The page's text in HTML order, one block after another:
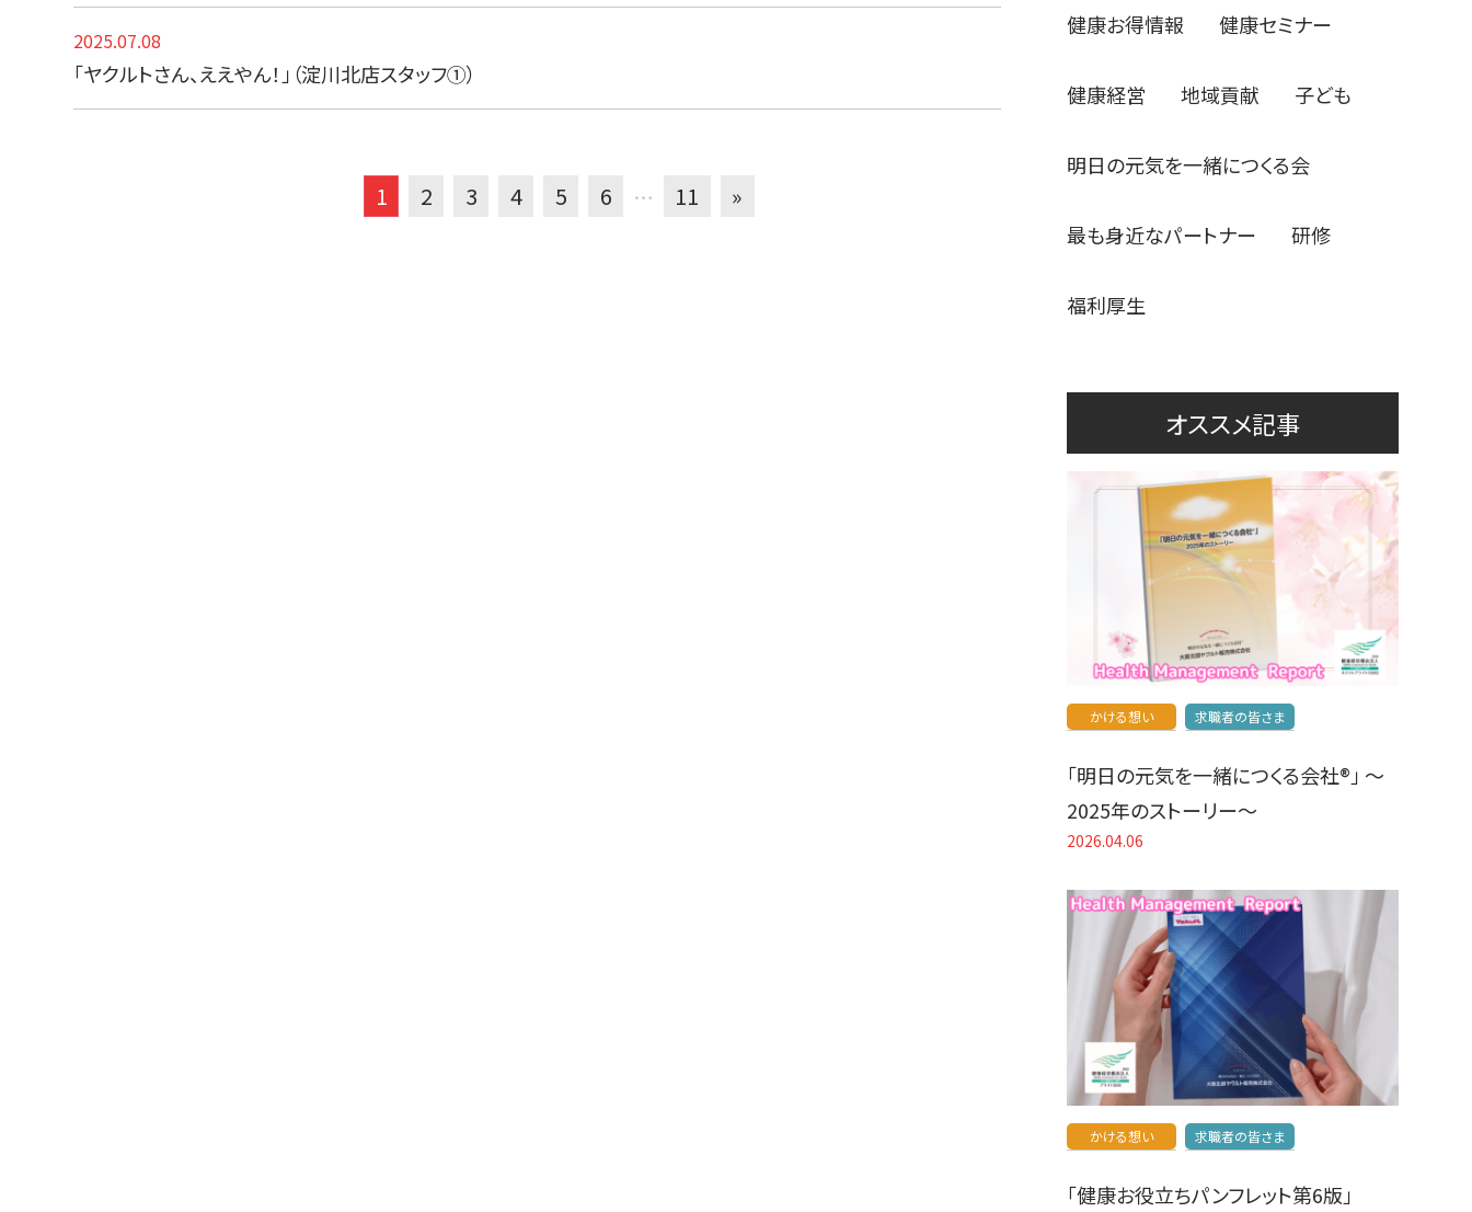
2025.07.08
「ヤクルトさん、ええやん！」（淀川北店スタッフ①）
1 2 3 4 5 6 … 11 »
健康お得情報 健康セミナー
健康経営 地域貢献 子ども
明日の元気を一緒につくる会
最も身近なパートナー 研修
福利厚生
オススメ記事
かける想い 求職者の皆さま
「明日の元気を一緒につくる会社®」 〜
2025年のストーリー〜
2026.04.06
かける想い 求職者の皆さま
「健康お役立ちパンフレット第6版」